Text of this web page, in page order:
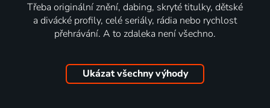
Třeba originální znění, dabing, skryté titulky, dětské
a divácké profily, celé seriály, rádia nebo rychlost
přehrávání. A to zdaleka není všechno.
Ukázat všechny výhody